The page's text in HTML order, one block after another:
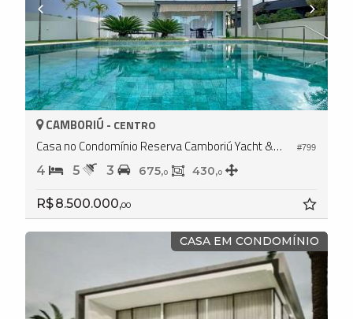
#799
CAMBORIÚ - CENTRO
Casa no Condomínio Reserva Camboriú Yacht & Golf
4 5 3 675,0 430,0
R$ 8.500.000,00
CASA EM CONDOMÍNIO